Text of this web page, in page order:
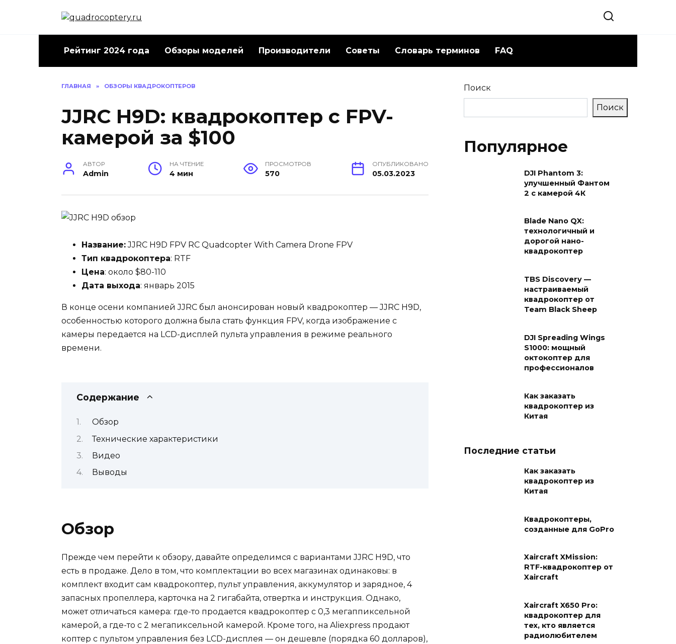
Рейтинг 2024 года Обзоры моделей Производители Советы Словарь терминов FAQ
ГЛАВНАЯ » ОБЗОРЫ КВАДРОКОПТЕРОВ
JJRC H9D: квадрокоптер с FPV-
камерой за $100
АВТОР
Admin
НА ЧТЕНИЕ
4 мин
ПРОСМОТРОВ
570
ОПУБЛИКОВАНО
05.03.2023
Название:JJRC H9D FPV RC Quadcopter With Camera Drone FPV
Тип квадрокоптера: RTF
Цена: около $80-110
Дата выхода: январь 2015
В конце осени компанией JJRC был анонсирован новый квадрокоптер — JJRC H9D,
особенностью которого должна была стать функция FPV, когда изображение с
камеры передается на LCD-дисплей пульта управления в режиме реального
времени.
Содержание
Обзор
Технические характеристики
Видео
Выводы
Обзор
Прежде чем перейти к обзору, давайте определимся с вариантами JJRC H9D, что
есть в продаже. Дело в том, что комплектации во всех магазинах одинаковы: в
комплект входит сам квадрокоптер, пульт управления, аккумулятор и зарядное, 4
запасных пропеллера, карточка на 2 гигабайта, отвертка и инструкция. Однако,
может отличаться камера: где-то продается квадрокоптер с 0,3 мегаппиксельной
камерой, а где-то с 2 мегапиксельной камерой. Кроме того, на Aliexpress продают
коптер с пультом управления без LCD-дисплея — он дешевле (порядка 60 долларов),
Поиск
Поиск
Популярное
DJI Phantom 3:
улучшенный Фантом
2 с камерой 4К
Blade Nano QX:
технологичный и
дорогой нано-
квадрокоптер
TBS Discovery —
настраиваемый
квадрокоптер от
Team Black Sheep
DJI Spreading Wings
S1000: мощный
октокоптер для
профессионалов
Как заказать
квадрокоптер из
Китая
Последние статьи
Как заказать
квадрокоптер из
Китая
Квадрокоптеры,
созданные для GoPro
Xaircraft XMission:
RTF-квадрокоптер от
Xaircraft
Xaircraft X650 Pro:
квадрокоптер для
тех, кто является
радиолюбителем